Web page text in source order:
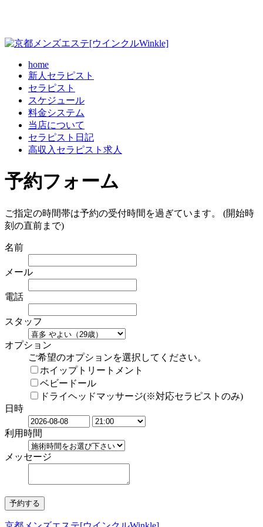
home
新人セラピスト
セラピスト
スケジュール
料金システム
当店について
セラピスト日記
高収入セラピスト求人
予約フォーム
ご指定の時間帯は予約の受付時間を過ぎています。 (開始時
刻の直前まで)
名前
メール
電話
スタッフ
オプション
ご希望のオプションを選択してください。
ホイップトリートメント
ベビードール
ドライヘッドマッサージ(※対応セラピストのみ)
日時
利用時間
メッセージ